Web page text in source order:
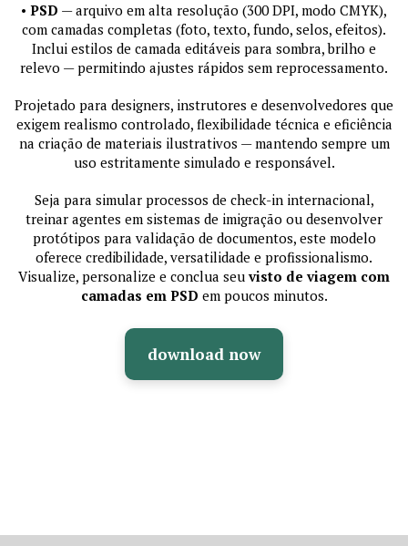
• PSD — arquivo em alta resolução (300 DPI, modo CMYK),
com camadas completas (foto, texto, fundo, selos, efeitos).
Inclui estilos de camada editáveis para sombra, brilho e
relevo — permitindo ajustes rápidos sem reprocessamento.
Projetado para designers, instrutores e desenvolvedores que
exigem realismo controlado, flexibilidade técnica e eficiência
na criação de materiais ilustrativos — mantendo sempre um
uso estritamente simulado e responsável.
Seja para simular processos de check-in internacional,
treinar agentes em sistemas de imigração ou desenvolver
protótipos para validação de documentos, este modelo
oferece credibilidade, versatilidade e profissionalismo.
Visualize, personalize e conclua seuvisto de viagem com
camadas em PSD em poucos minutos.
download now